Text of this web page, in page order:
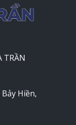
TRẦN
Hiền,